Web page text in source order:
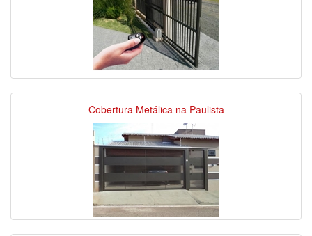
Cobertura Metálica na Paulista